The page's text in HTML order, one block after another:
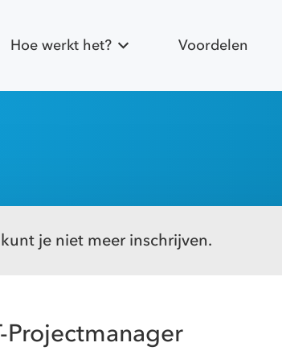
Hoe werkt het? Voordelen
je niet meer inschrijven.
Projectmanager